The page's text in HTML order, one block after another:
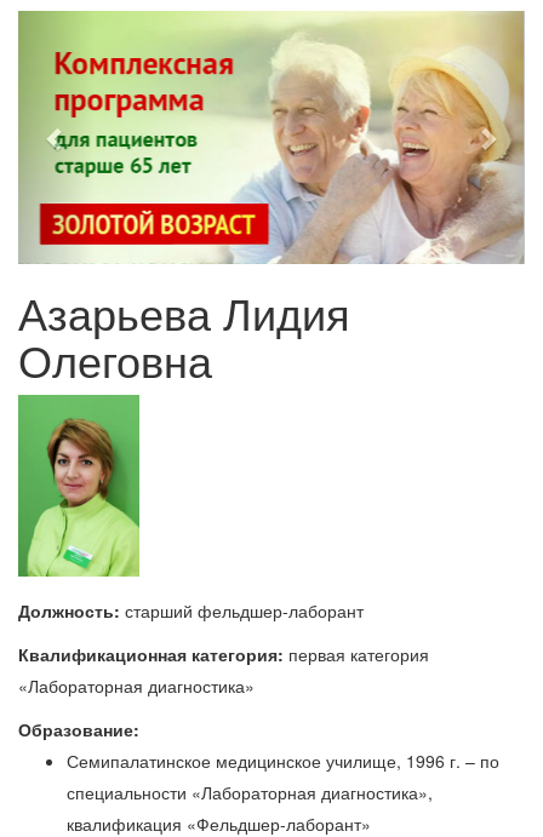
Азарьева Лидия
Олеговна
Должность: старший фельдшер-лаборант
Квалификационная категория: первая категория
«Лабораторная диагностика»
Образование:
Семипалатинское медицинское училище, 1996 г. – по
специальности «Лабораторная диагностика»,
квалификация «Фельдшер-лаборант»